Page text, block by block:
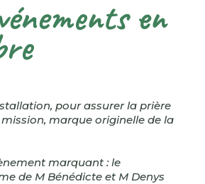
en
pour assurer la prière
marque originelle de la
marquant : le
de M Bénédicte et M Denys